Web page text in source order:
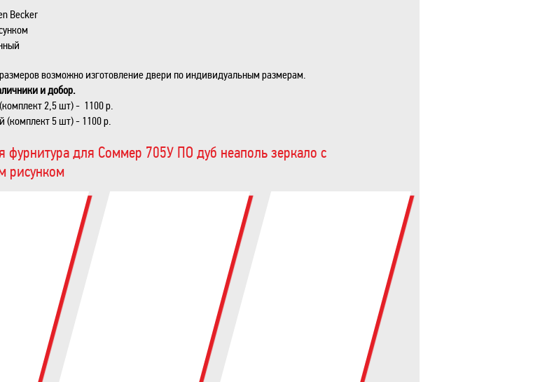
Becker
возможно изготовление двери по индивидуальным размерам.
и добор.
2,5 шт) - 1100 р.
(комплект 5 шт) - 1100 р.
фурнитура для Соммер 705У ПО дуб неаполь зеркало с
рисунком